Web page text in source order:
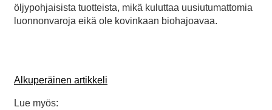
öljypohjaisista tuotteista, mikä kuluttaa uusiutumattomia
luonnonvaroja eikä ole kovinkaan biohajoavaa.
Alkuperäinen artikkeli
Lue myös: